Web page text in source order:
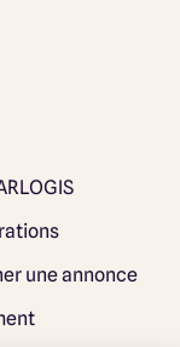
une annonce